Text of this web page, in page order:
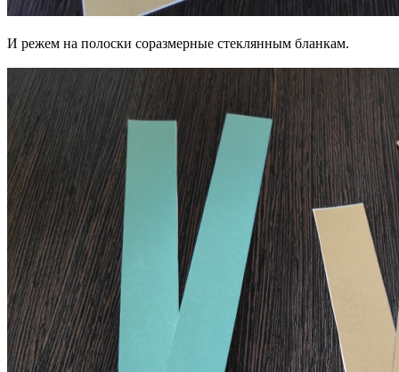
И режем на полоски соразмерные стеклянным бланкам.